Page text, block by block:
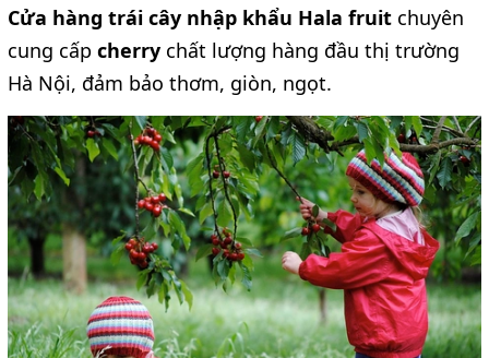
Cửa hàng trái cây nhập khẩu Hala fruit chuyên
cung cấp cherry chất lượng hàng đầu thị trường
Hà Nội, đảm bảo thơm, giòn, ngọt.